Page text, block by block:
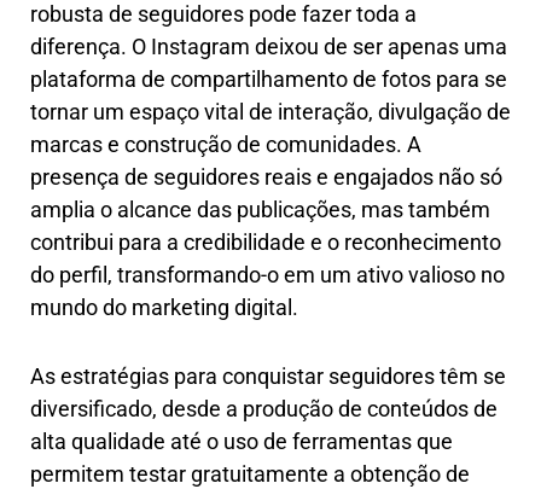
robusta de seguidores pode fazer toda a
diferença. O Instagram deixou de ser apenas uma
plataforma de compartilhamento de fotos para se
tornar um espaço vital de interação, divulgação de
marcas e construção de comunidades. A
presença de seguidores reais e engajados não só
amplia o alcance das publicações, mas também
contribui para a credibilidade e o reconhecimento
do perfil, transformando-o em um ativo valioso no
mundo do marketing digital.
As estratégias para conquistar seguidores têm se
diversificado, desde a produção de conteúdos de
alta qualidade até o uso de ferramentas que
permitem testar gratuitamente a obtenção de